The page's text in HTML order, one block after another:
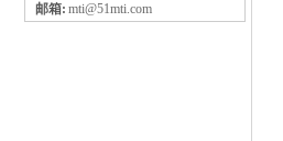
邮箱: mti@51mti.com